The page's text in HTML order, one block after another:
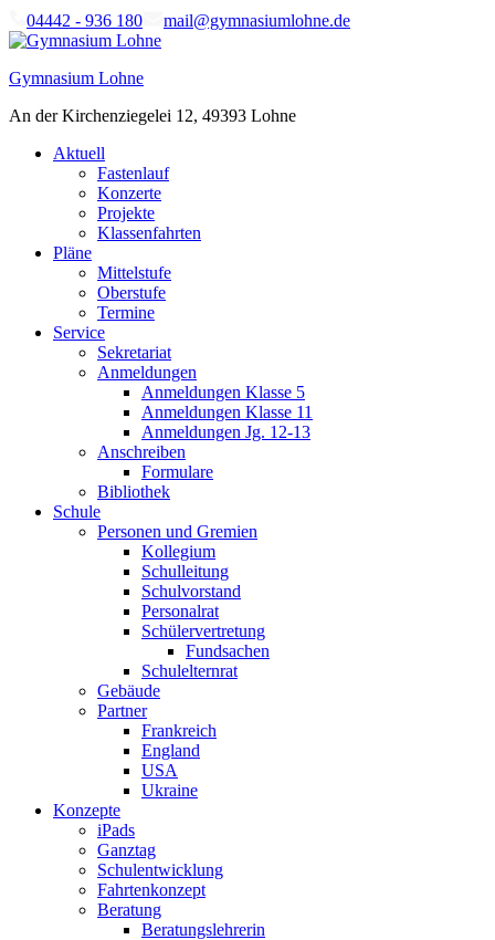
Skip
to
04442 - 936 180 mail@gymnasiumlohne.de
Gymnasium Lohne
An der Kirchenziegelei 12, 49393 Lohne
Aktuell
Fastenlauf
Konzerte
Projekte
Klassenfahrten
Pläne
Mittelstufe
Oberstufe
Termine
Service
Sekretariat
Anmeldungen
Anmeldungen Klasse 5
Anmeldungen Klasse 11
Anmeldungen Jg. 12-13
Anschreiben
Formulare
Bibliothek
Schule
Personen und Gremien
Kollegium
Schulleitung
Schulvorstand
Personalrat
Schülervertretung
Fundsachen
Schulelternrat
Gebäude
Partner
Frankreich
England
USA
Ukraine
Konzepte
iPads
Ganztag
Schulentwicklung
Fahrtenkonzept
Beratung
Beratungslehrerin